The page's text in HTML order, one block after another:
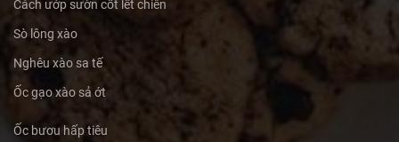
Cách ướp sườn cốt lết chiên
Sò lông xào
Nghêu xào sa tế
Ốc gạo xào sả ớt
Ốc bươu hấp tiêu